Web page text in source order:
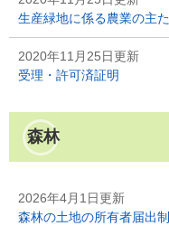
生産緑地に係る農業の主
2020年11月25日更新
受理・許可済証明
森林
2026年4月1日更新
森林の土地の所有者届出